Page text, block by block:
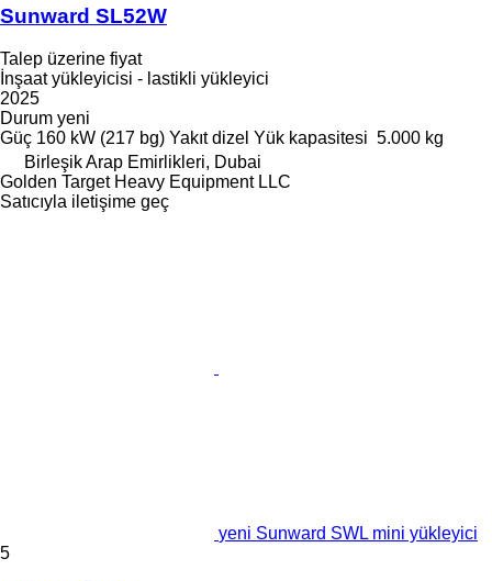
Sunward SL52W
Talep üzerine fiyat
İnşaat yükleyicisi - lastikli yükleyici
2025
Durum yeni
Güç 160 kW (217 bg) Yakıt dizel Yük kapasitesi 5.000 kg
Birleşik Arap Emirlikleri, Dubai
Golden Target Heavy Equipment LLC
Satıcıyla iletişime geç
yeni Sunward SWL mini yükleyici
5